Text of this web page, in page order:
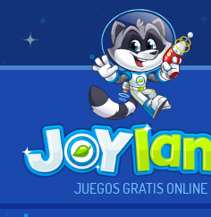
JUEGOS GRATIS ONLINE